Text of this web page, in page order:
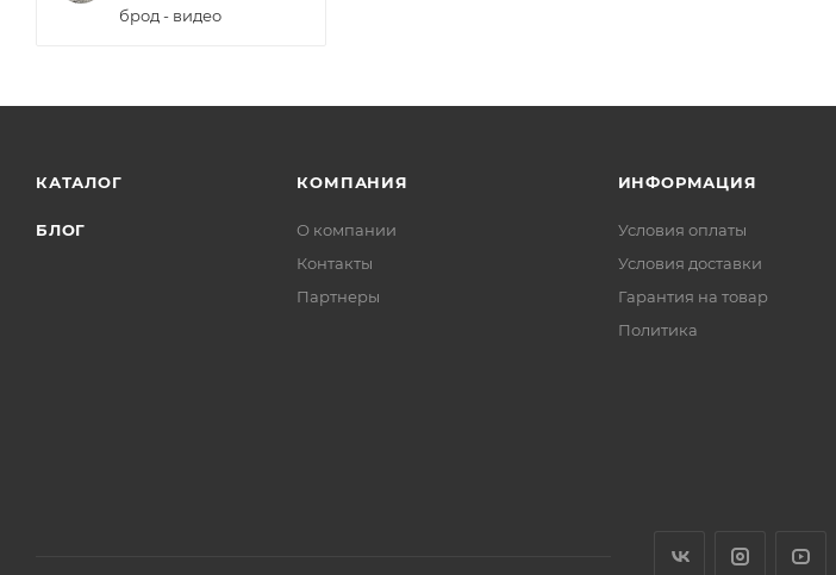
брод - видео
КАТАЛОГ
БЛОГ
КОМПАНИЯ
О компании
Контакты
Партнеры
ИНФОРМАЦИЯ
Условия оплаты
Условия доставки
Гарантия на товар
Политика